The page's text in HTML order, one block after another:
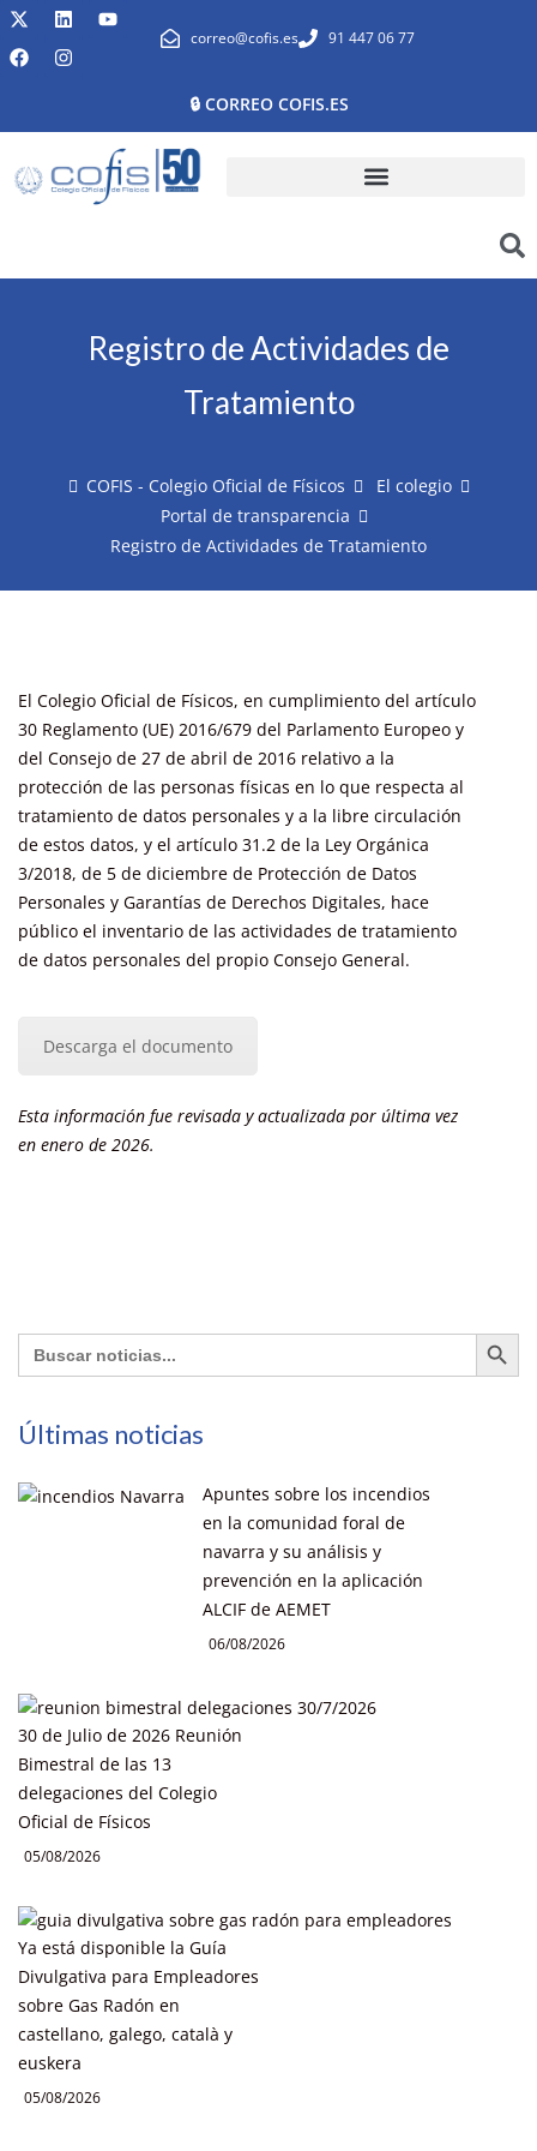
correo@cofis.es 91 447 06 77
🔒 CORREO COFIS.ES
Registro de Actividades de
Tratamiento
COFIS - Colegio Oficial de Físicos
El colegio
Portal de transparencia
Registro de Actividades de Tratamiento
El Colegio Oficial de Físicos, en cumplimiento del artículo
30 Reglamento (UE) 2016/679 del Parlamento Europeo y
del Consejo de 27 de abril de 2016 relativo a la
protección de las personas físicas en lo que respecta al
tratamiento de datos personales y a la libre circulación
de estos datos, y el artículo 31.2 de la Ley Orgánica
3/2018, de 5 de diciembre de Protección de Datos
Personales y Garantías de Derechos Digitales, hace
público el inventario de las actividades de tratamiento
de datos personales del propio Consejo General.
Descarga el documento
Esta información fue revisada y actualizada por última vez
en enero de 2026.
Buscar: Botón de
Últimas noticias
Apuntes sobre los incendios
en la comunidad foral de
navarra y su análisis y
prevención en la aplicación
ALCIF de AEMET
06/08/2026
30 de Julio de 2026 Reunión
Bimestral de las 13
delegaciones del Colegio
Oficial de Físicos
05/08/2026
Ya está disponible la Guía
Divulgativa para Empleadores
sobre Gas Radón en
castellano, galego, català y
euskera
05/08/2026